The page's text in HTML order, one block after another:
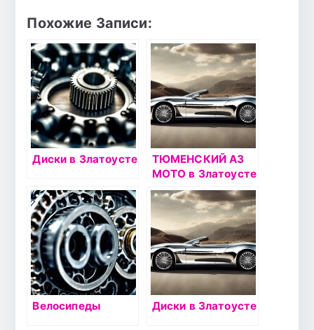
Похожие Записи:
Диски в Златоусте
ТЮМЕНСКИЙ АЗ
МОТО в Златоусте
Велосипеды Диски в Златоусте